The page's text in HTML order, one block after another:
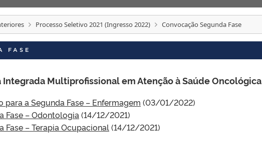
Processo Seletivo 2021 (Ingresso 2022) Convocação Segunda Fase
FASE
Integrada Multiprofissional em Atenção à Saúde Oncológica
para a Segunda Fase – Enfermagem (03/01/2022)
Fase – Odontologia (14/12/2021)
Fase – Terapia Ocupacional(14/12/2021)